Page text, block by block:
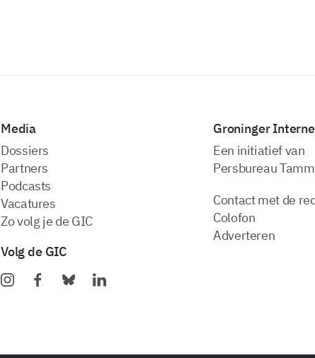
Media
dossiers
partners
podcasts
vacatures
zo volg je de GIC
Volg de GIC
Groninger
Een initiatief van
Persbureau
Contact met de
Colofon
Adverteren